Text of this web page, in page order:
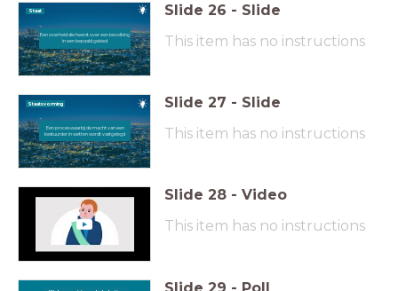
Staat
Een overheid die heerst over een bevolking
in een bepaald gebied
Slide 26 - Slide
This item has no instructions
Staatsvorming
Een proces waarbij de macht van een
bestuurder in wetten wordt vastgelegd
Slide 27 - Slide
This item has no instructions
Slide 28 - Video
This item has no instructions
Slide 29 - Poll